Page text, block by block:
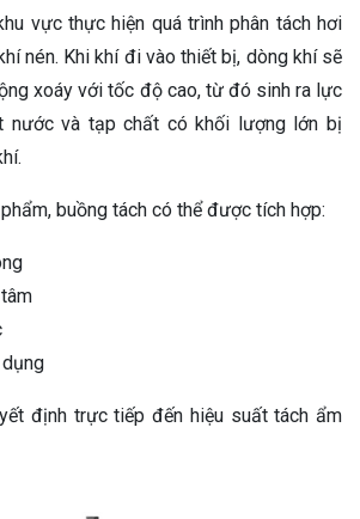
vực thực hiện quá trình phân tách hơi
nén. Khi khí đi vào thiết bị, dòng khí sẽ
xoáy với tốc độ cao, từ đó sinh ra lực
nước và tạp chất có khối lượng lớn bị
buồng tách có thể được tích hợp:
định trực tiếp đến hiệu suất tách ẩm